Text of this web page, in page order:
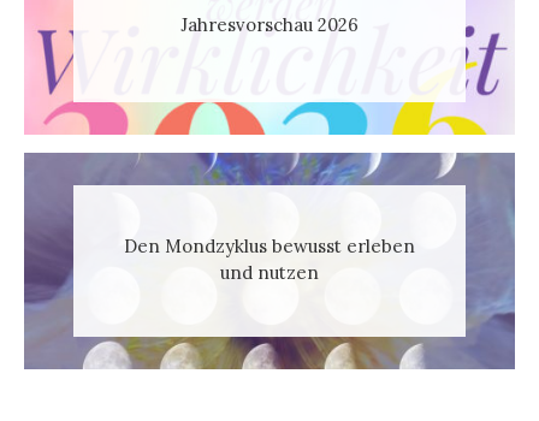
Jahresvorschau 2026
Den Mondzyklus bewusst erleben
und nutzen